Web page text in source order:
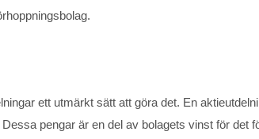
ett utmärkt sätt att göra det. En
pengar är en del av bolagets vinst för det